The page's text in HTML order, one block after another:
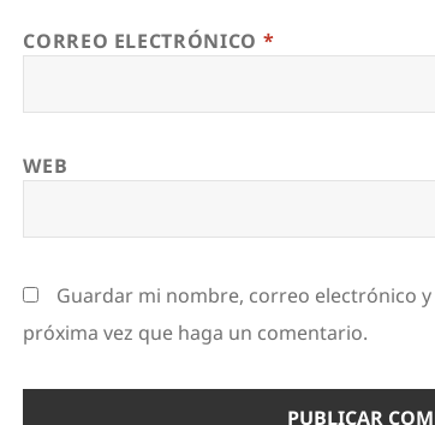
CORREO ELECTRÓNICO *
WEB
Guardar mi nombre, correo electrónico
próxima vez que haga un comentario.